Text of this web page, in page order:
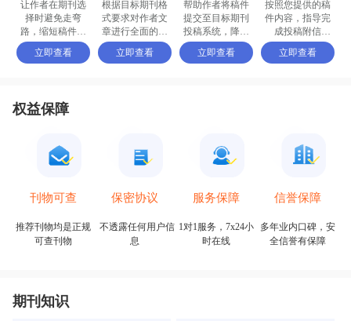
让作者在期刊选
择时避免走弯
路，缩短稿件被
接收的周期
立即查看
根据目标期刊格
式要求对作者文
章进行全面的格
式修改和调整
立即查看
帮助作者将稿件
提交至目标期刊
投稿系统，降低
退稿或拒稿率
立即查看
按照您提供的稿
件内容，指导完
成投稿附信
（cover letter）
立即查看
权益保障
刊物可查
推荐刊物均是正规
可查刊物
保密协议
不透露任何用户信
息
服务保障
1对1服务，7x24小
时在线
信誉保障
多年业内口碑，安
全信誉有保障
期刊知识